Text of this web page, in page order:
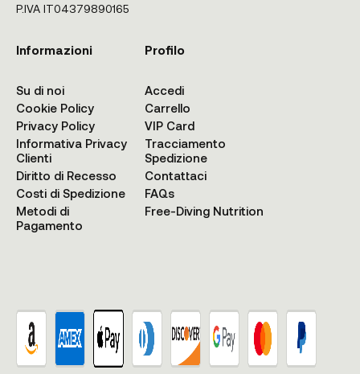
P.IVA IT04379890165
Informazioni
Su di noi
Cookie Policy
Privacy Policy
Informativa Privacy
Clienti
Diritto di Recesso
Costi di Spedizione
Metodi di
Pagamento
Profilo
Accedi
Carrello
VIP Card
Tracciamento
Spedizione
Contattaci
FAQs
Free-Diving Nutrition